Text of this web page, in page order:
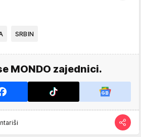
SRBIN
MONDO zajednici.